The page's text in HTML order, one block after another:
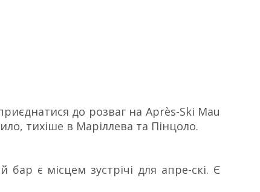
до розваг на Après-Ski Mau
тихіше в Маріллева та Пінцоло.
бар є місцем зустрічі для апре-скі. Є